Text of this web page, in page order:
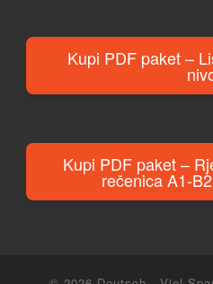
Kupi PDF paket –
Kupi PDF paket –
rečenica A1-